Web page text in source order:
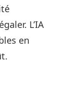
L’IA
en